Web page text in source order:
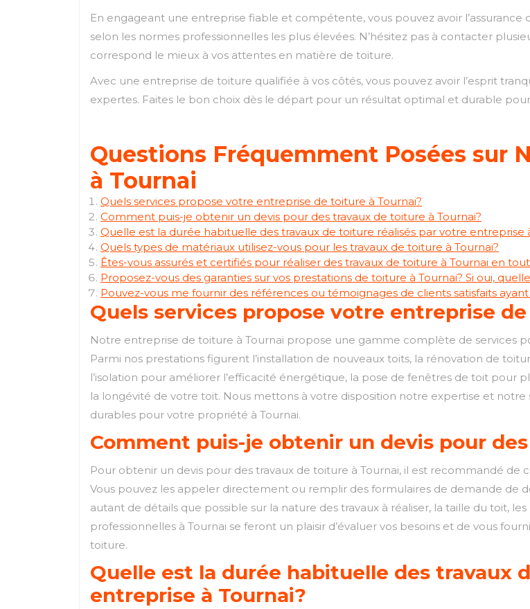
En engageant une entreprise fiable et compétente, vous pouvez avoir l’assurance
selon les normes professionnelles les plus élevées. N’hésitez pas à contacter
correspond le mieux à vos attentes en matière de toiture.
Avec une entreprise de toiture qualifiée à vos côtés, vous pouvez avoir l’esprit
expertes. Faites le bon choix dès le départ pour un résultat optimal et durable
Questions Fréquemment Posées sur
à Tournai
Quels services propose votre entreprise de toiture à Tournai?
Comment puis-je obtenir un devis pour des travaux de toiture à Tournai?
Quelle est la durée habituelle des travaux de toiture réalisés par votre entreprise
Quels types de matériaux utilisez-vous pour les travaux de toiture à Tournai?
Êtes-vous assurés et certifiés pour réaliser des travaux de toiture à Tournai en
Proposez-vous des garanties sur vos prestations de toiture à Tournai? Si oui,
Pouvez-vous me fournir des références ou témoignages de clients satisfaits
Quels services propose votre entreprise
Notre entreprise de toiture à Tournai propose une gamme complète de services
Parmi nos prestations figurent l’installation de nouveaux toits, la rénovation de
l’isolation pour améliorer l’efficacité énergétique, la pose de fenêtres de toit pour
la longévité de votre toit. Nous mettons à votre disposition notre expertise et
durables pour votre propriété à Tournai.
Comment puis-je obtenir un devis pour
Pour obtenir un devis pour des travaux de toiture à Tournai, il est recommandé
Vous pouvez les appeler directement ou remplir des formulaires de demande de
autant de détails que possible sur la nature des travaux à réaliser, la taille du toit,
professionnelles à Tournai se feront un plaisir d’évaluer vos besoins et de vous
toiture.
Quelle est la durée habituelle des travaux
entreprise à Tournai?